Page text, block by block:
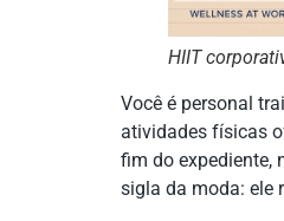
HIIT
Você é personal
atividades físicas
fim do expediente,
sigla da moda: ele